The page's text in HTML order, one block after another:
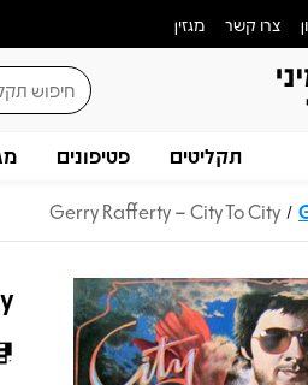
צרו קשר מגזין
תקליטים פטיפונים
/
Gerry Rafferty – City To City